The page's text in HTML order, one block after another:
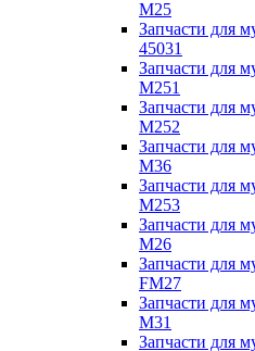
M25
Запчасти для
45031
Запчасти для
M251
Запчасти для
M252
Запчасти для
M36
Запчасти для
M253
Запчасти для
M26
Запчасти для
FM27
Запчасти для
M31
Запчасти для